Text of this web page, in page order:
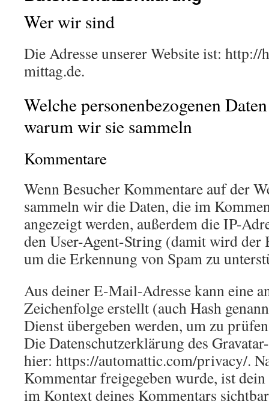
Wer wir sind
Die Adresse unserer Website ist:
mittag.de.
Welche personenbezogenen
warum wir sie sammeln
Kommentare
Wenn Besucher Kommentare auf der
sammeln wir die Daten, die im
angezeigt werden, außerdem die IP-
den User-Agent-String (damit wird
um die Erkennung von Spam zu
Aus deiner E-Mail-Adresse kann eine
Zeichenfolge erstellt (auch Hash
Dienst übergeben werden, um zu
Die Datenschutzerklärung des
hier: https://automattic.com/privacy/.
Kommentar freigegeben wurde, ist
im Kontext deines Kommentars